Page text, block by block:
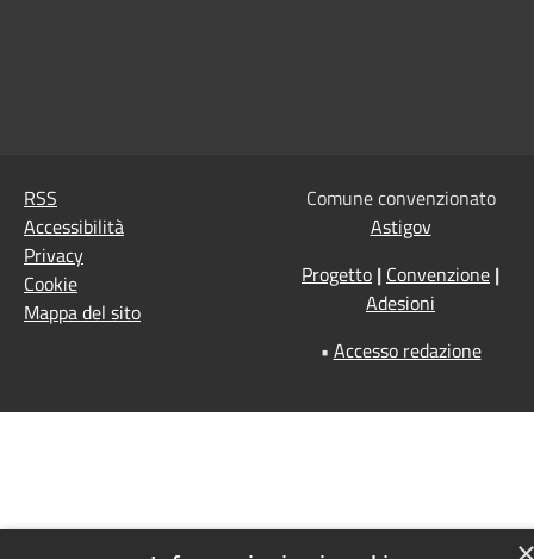
RSS
Accessibilità
Privacy
Cookie
Mappa del sito
Comune convenzionato
Astigov
Progetto | Convenzione |
Adesioni
• Accesso redazione